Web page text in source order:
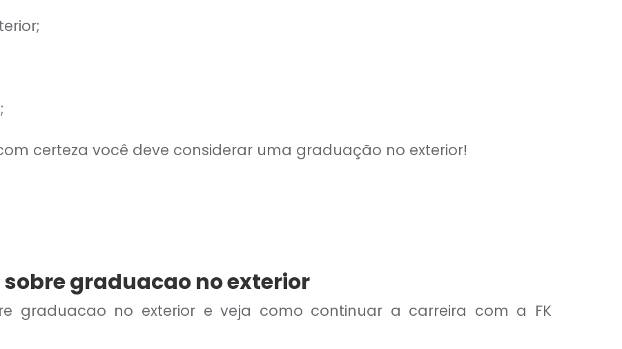
certeza você deve considerar uma graduação no exterior!
graduacao no exterior
graduacao no exterior e veja como continuar a carreira com a FK